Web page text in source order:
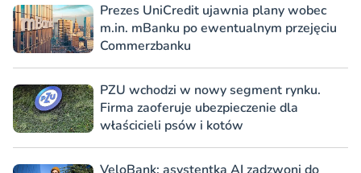
Prezes UniCredit ujawnia plany wobec
m.in. mBanku po ewentualnym przejęciu
Commerzbanku
PZU wchodzi w nowy segment rynku.
Firma zaoferuje ubezpieczenie dla
właścicieli psów i kotów
VeloBank: asystentka AI zadzwoni do